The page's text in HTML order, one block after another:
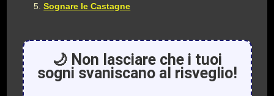
Sognare le Castagne
🌙 Non lasciare che i tuoi
sogni svaniscano al risveglio!